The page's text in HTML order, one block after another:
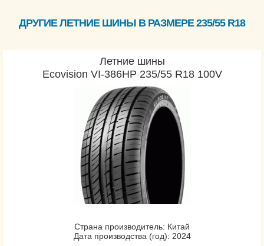
EcoContact 6Q
PremiumContact 7
PremiumContact C
ProContact GX
sContact
SportContact 6
SportContact 7
UltraContact
UltraContact NXT
UltraContact UC6
VancoCamper
VanContact Ultra
ДРУГИЕ ЛЕТНИЕ ШИНЫ В РАЗМЕРЕ 235/55 R18
Летние шины
Ecovision VI-386HP 235/55 R18 100V
Страна производитель: Китай
Дата производства (год): 2024